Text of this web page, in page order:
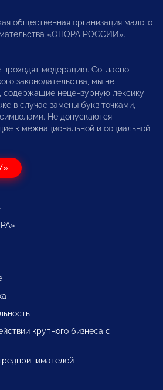
общественная организация малого
«ОПОРА РОССИИ».
модерацию. Согласно
законодательства, мы не
содержащие нецензурную лексику
в случае замены букв точками,
Не допускаются
к межнациональной и социальной
крупного бизнеса с